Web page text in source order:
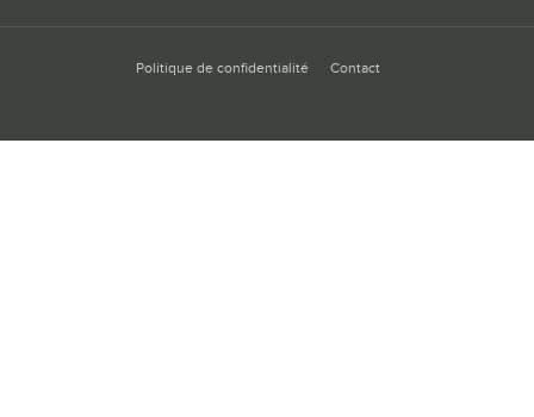
Politique de confidentialité Contact